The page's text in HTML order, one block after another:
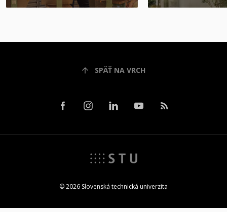
SPÄŤ NA VRCH
© 2026 Slovenská technická univerzita